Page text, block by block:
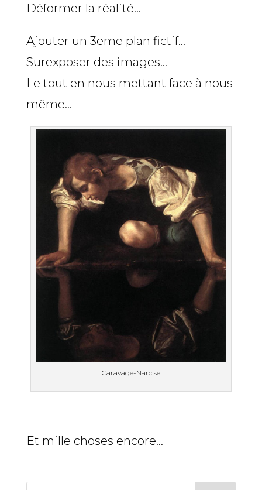
Déformer la réalité…
Ajouter un 3eme plan fictif…
Surexposer des images…
Le tout en nous mettant face à nous
même…
Caravage-Narcise
Et mille choses encore…